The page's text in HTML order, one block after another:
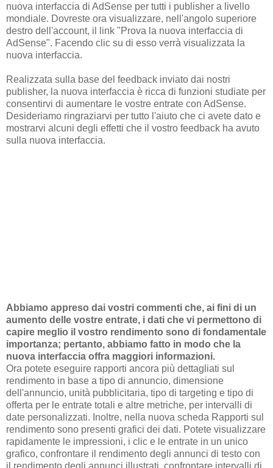
nuova interfaccia di AdSense per tutti i publisher a livello
mondiale. Dovreste ora visualizzare, nell'angolo superiore
destro dell'account, il link "Prova la nuova interfaccia di
AdSense". Facendo clic su di esso verrà visualizzata la
nuova interfaccia.
Realizzata sulla base del feedback inviato dai nostri
publisher, la nuova interfaccia è ricca di funzioni studiate per
consentirvi di aumentare le vostre entrate con AdSense.
Desideriamo ringraziarvi per tutto l'aiuto che ci avete dato e
mostrarvi alcuni degli effetti che il vostro feedback ha avuto
sulla nuova interfaccia.
Abbiamo appreso dai vostri commenti che, ai fini di un
aumento delle vostre entrate, i dati che vi permettono di
capire meglio il vostro rendimento sono di fondamentale
importanza; pertanto, abbiamo fatto in modo che la
nuova interfaccia offra maggiori informazioni.
Ora potete eseguire rapporti ancora più dettagliati sul
rendimento in base a tipo di annuncio, dimensione
dell'annuncio, unità pubblicitaria, tipo di targeting e tipo di
offerta per le entrate totali e altre metriche, per intervalli di
date personalizzati. Inoltre, nella nuova scheda Rapporti sul
rendimento sono presenti grafici dei dati. Potete visualizzare
rapidamente le impressioni, i clic e le entrate in un unico
grafico, confrontare il rendimento degli annunci di testo con
il rendimento degli annunci illustrati, confrontare intervalli di